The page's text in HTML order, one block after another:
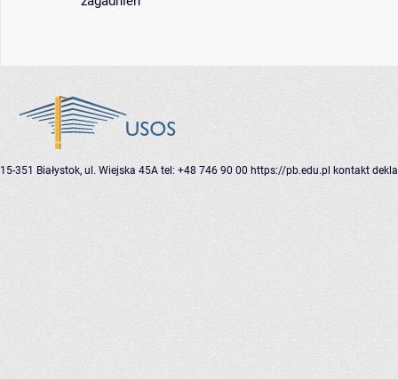
15-351 Białystok, ul. Wiejska 45A tel: +48 746 90 00 https://pb.edu.pl kontakt